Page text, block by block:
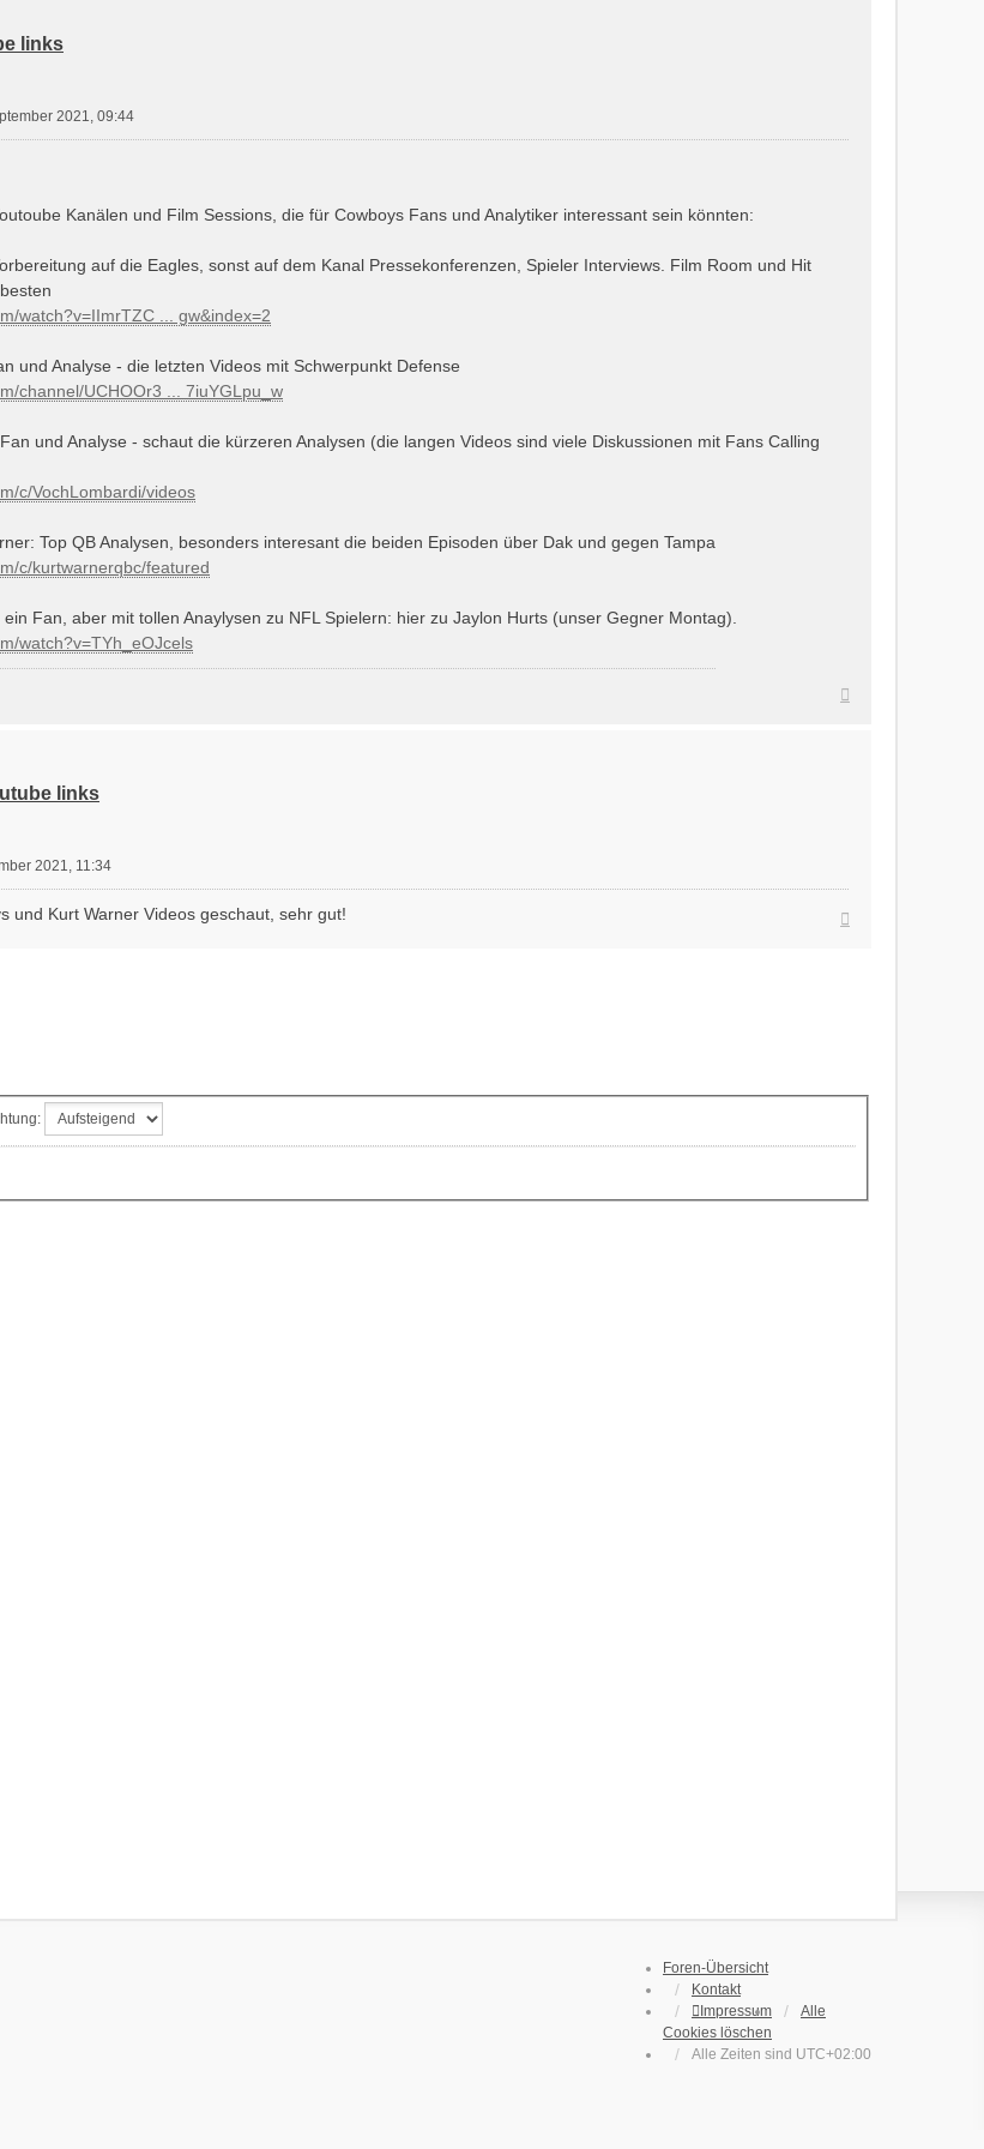
links
2021, 09:44
Kanälen und Film Sessions, die für Cowboys Fans und Analytiker interessant sein könnten:
auf die Eagles, sonst auf dem Kanal Pressekonferenzen, Spieler Interviews. Film Room und Hit
watch?v=IImrTZC ... gw&index=2
und Analyse - die letzten Videos mit Schwerpunkt Defense
channel/UCHOOr3 ... 7iuYGLpu_w
und Analyse - schaut die kürzeren Analysen (die langen Videos sind viele Diskussionen mit Fans Calling
c/VochLombardi/videos
Top QB Analysen, besonders interesant die beiden Episoden über Dak und gegen Tampa
c/kurtwarnerqbc/featured
Fan, aber mit tollen Anaylysen zu NFL Spielern: hier zu Jaylon Hurts (unser Gegner Montag).
watch?v=TYh_eOJcels
links
2021, 11:34
und Kurt Warner Videos geschaut, sehr gut!
Foren-Übersicht
Kontakt
Impressum
Alle
Cookies löschen
Alle Zeiten sind UTC+02:00